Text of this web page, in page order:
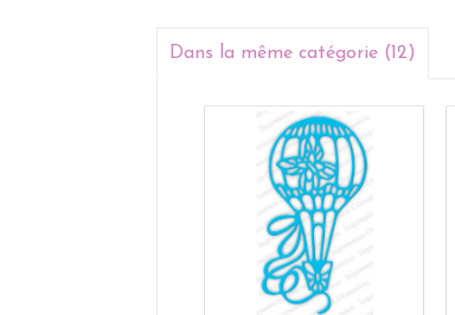
Dans la même catégorie (12)